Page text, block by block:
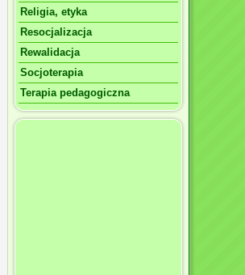
Religia, etyka
Resocjalizacja
Rewalidacja
Socjoterapia
Terapia pedagogiczna